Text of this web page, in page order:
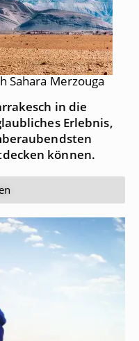
Sahara Merzouga
in die
Erlebnis,
können.